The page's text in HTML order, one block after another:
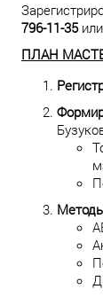
796-11-35или
ПЛАН